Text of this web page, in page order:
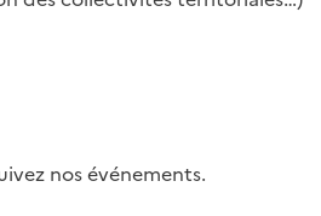
nos événements.